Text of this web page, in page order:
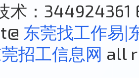
术：344924361
东莞找工作易|
招工信息网 all